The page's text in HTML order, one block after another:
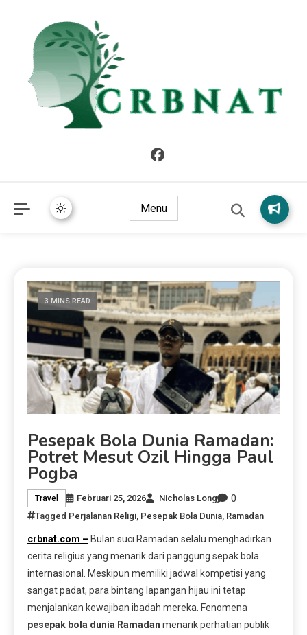
Menu
3 MINS READ
Pesepak Bola Dunia Ramadan:
Potret Mesut Ozil Hingga Paul
Pogba
Travel Februari 25, 2026 Nicholas Long 0
Tagged Perjalanan Religi Pesepak Bola Dunia Ramadan
crbnat.com – Bulan suci Ramadan selalu menghadirkan
cerita religius yang menarik dari panggung sepak bola
internasional. Meskipun memiliki jadwal kompetisi yang
sangat padat, para bintang lapangan hijau ini tetap
menjalankan kewajiban ibadah mereka. Fenomena
pesepak bola dunia Ramadan menarik perhatian publik